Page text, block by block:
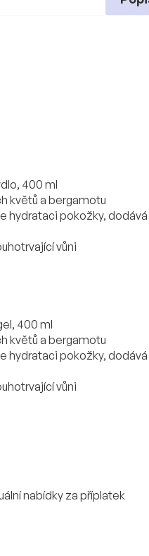
400 ml
květů a bergamotu
hydrataci pokožky,
vůni
400 ml
květů a bergamotu
hydrataci pokožky,
vůni
nabídky za příplatek